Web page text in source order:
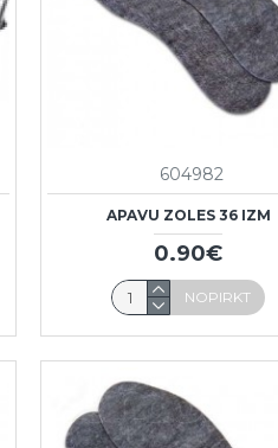
604982
APAVU ZOLES 36 IZM
0.90€
NOPIRKT